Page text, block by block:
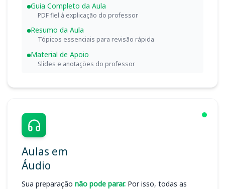
Guia Completo da Aula
PDF fiel à explicação do professor
Resumo da Aula
Tópicos essenciais para revisão rápida
Material de Apoio
Slides e anotações do professor
Aulas em
Áudio
Sua preparação não pode parar. Por isso, todas as